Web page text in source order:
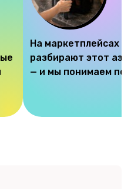
На маркетплейсах
разбирают этот
— и мы понимаем